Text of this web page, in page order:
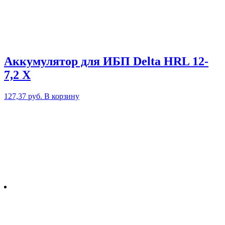
Аккумулятор для ИБП Delta HRL 12-
7,2 X
127,37 руб. В корзину